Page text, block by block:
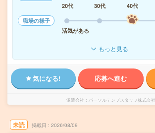
20代
30代 40代
職場の様子
活気がある
もっと見る
気になる! 応募へ進む
派遣会社 パーソルテンプスタッフ株式会社
未読 掲載日 2026/08/09